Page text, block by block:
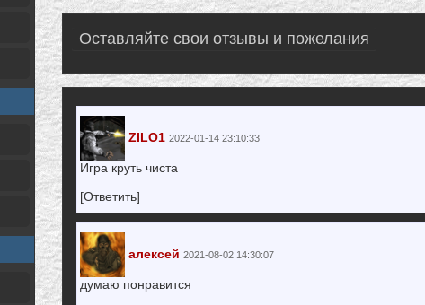
Оставляйте свои отзывы и пожелания
ZILO1 2022-01-14 23:10:33
Игра круть чиста
[Ответить]
алексей 2021-08-02 14:30:07
думаю понравится